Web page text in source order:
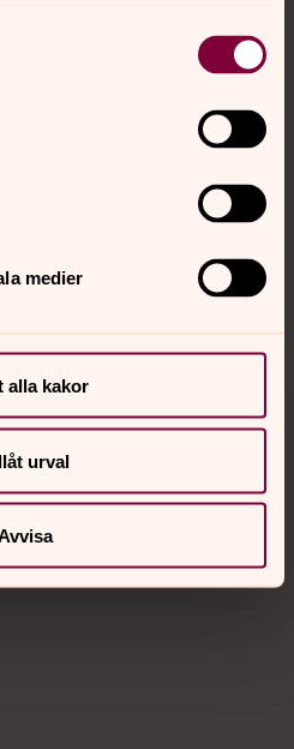
medier
alla kakor
urval
Prata eller chatta anonymt
nätter.